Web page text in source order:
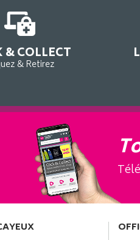
& COLLECT
& Retirez